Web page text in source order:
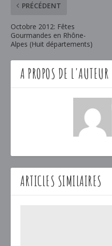
PRÉCÉDENT
Octobre 2012: Fêtes
Gourmandes en Rhône-
Alpes (Huit départements)
A PROPOS DE L'AUTEUR
ARTICLES SIMILAIRES